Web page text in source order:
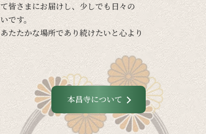
皆さまにお届けし、少しでも 日々の
です。
あたたかな場所であり続けたいと心より
本昌寺について